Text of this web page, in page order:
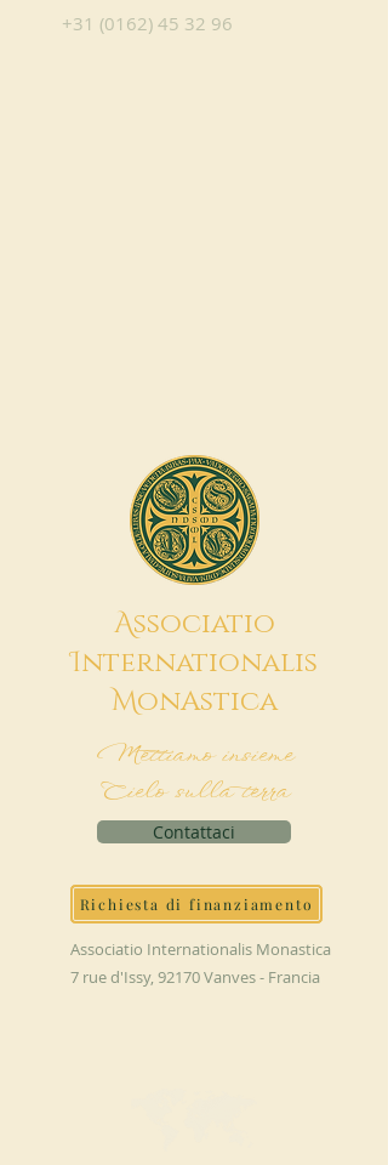
+31 (0162) 45 32 96
Associatio
Internationalis
MonAstica
Mettiamo insieme
Cielo sulla terra
Contattaci
Richiesta di finanziamento
Associatio Internationalis Monastica
7 rue d'Issy, 92170 Vanves - Francia